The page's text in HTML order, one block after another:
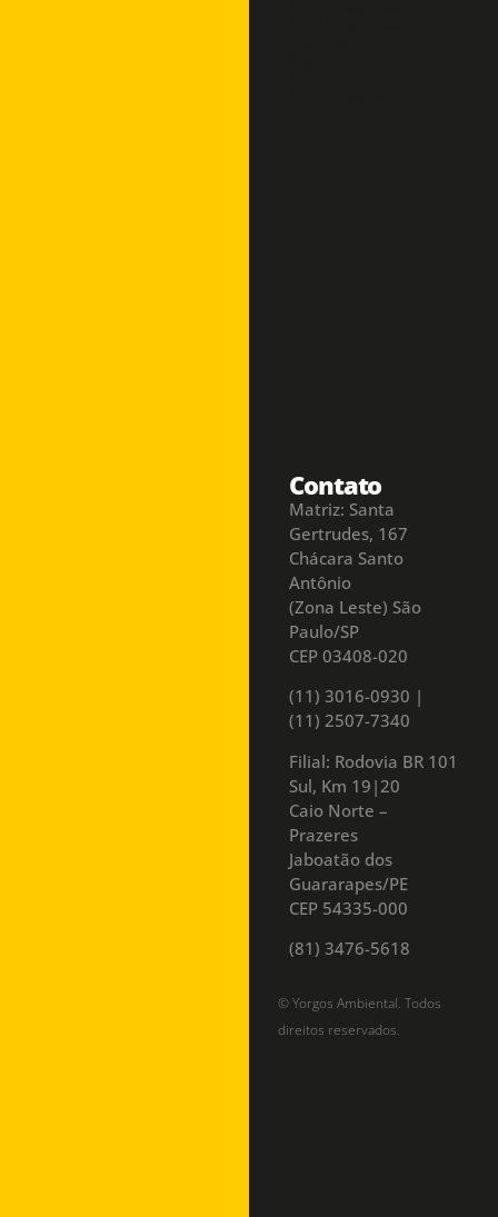
Contato
Matriz: Santa
Gertrudes, 167
Chácara Santo
Antônio
(Zona Leste) São
Paulo/SP
CEP 03408-020
(11) 3016-0930​ |
(11) 2507-7340
Filial: Rodovia BR 101
Sul, Km 19|20
Caio Norte –
Prazeres
Jaboatão dos
Guararapes/PE
CEP 54335-000
(81) 3476-5618
© Yorgos Ambiental. Todos
direitos reservados.